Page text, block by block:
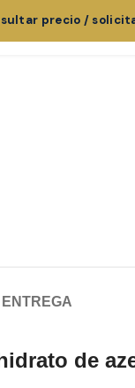
precio /
de